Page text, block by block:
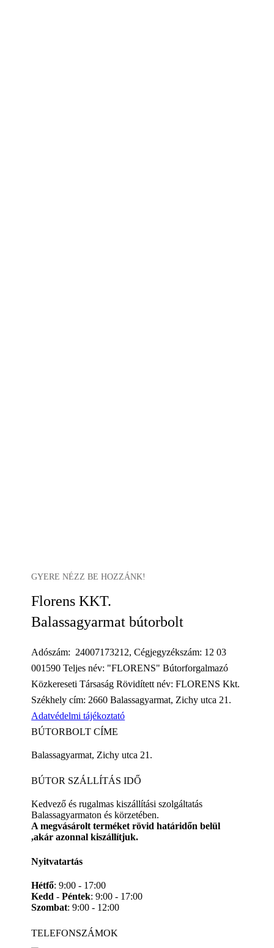
GYERE NÉZZ BE HOZZÁNK!
Florens KKT.
Balassagyarmat bútorbolt
Adószám: 24007173212, Cégjegyzékszám: 12 03
001590 Teljes név: "FLORENS" Bútorforgalmazó
Közkereseti Társaság Rövidített név: FLORENS Kkt.
Székhely cím: 2660 Balassagyarmat, Zichy utca 21.
Adatvédelmi tájékoztató
BÚTORBOLT CÍME
Balassagyarmat, Zichy utca 21.
BÚTOR SZÁLLÍTÁS IDŐ
Kedvező és rugalmas kiszállítási szolgáltatás
Balassagyarmaton és körzetében.
A megvásárolt terméket rövid határidőn belül
,akár azonnal kiszállítjuk.
Nyitvatartás
Hétfő: 9:00 - 17:00
Kedd-Péntek: 9:00 - 17:00
Szombat: 9:00 - 12:00
TELEFONSZÁMOK